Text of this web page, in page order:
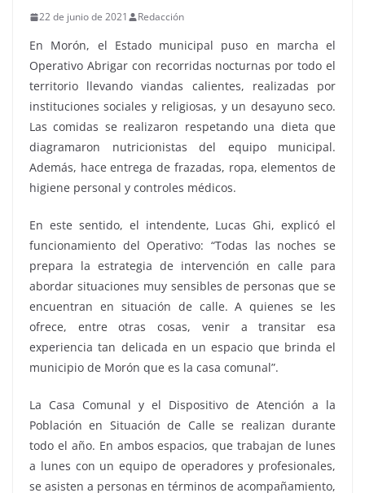
22 de junio de 2021 Redacción
En Morón, el Estado municipal puso en marcha el
Operativo Abrigar con recorridas nocturnas por todo el
territorio llevando viandas calientes, realizadas por
instituciones sociales y religiosas, y un desayuno seco.
Las comidas se realizaron respetando una dieta que
diagramaron nutricionistas del equipo municipal.
Además, hace entrega de frazadas, ropa, elementos de
higiene personal y controles médicos.
En este sentido, el intendente, Lucas Ghi, explicó el
funcionamiento del Operativo: “Todas las noches se
prepara la estrategia de intervención en calle para
abordar situaciones muy sensibles de personas que se
encuentran en situación de calle. A quienes se les
ofrece, entre otras cosas, venir a transitar esa
experiencia tan delicada en un espacio que brinda el
municipio de Morón que es la casa comunal”.
La Casa Comunal y el Dispositivo de Atención a la
Población en Situación de Calle se realizan durante
todo el año. En ambos espacios, que trabajan de lunes
a lunes con un equipo de operadores y profesionales,
se asisten a personas en términos de acompañamiento,